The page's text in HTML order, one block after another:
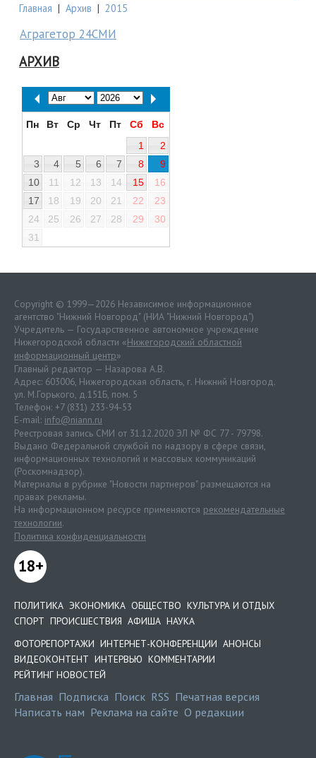
Главная | Архив | 2015
Аграгетор 24СМИ
АРХИВ
Пн Вт Ср Чт Пт Сб
Вс
1
2
3
4 5 6 7 8
9
10
11 12 13 14 15
16
17
18 19 20 21 22
23
24
25 26 27 28 29
30
31
Copyright © 1999—2026 Независимое информационное
агентство "Нижний Новгород" (НИА "Нижний Новгород")
Учредитель — Государственное автономное учреждение
Нижегородской области «Нижегородский областной
информационный центр»
Главный редактор — Назарова А.В.
Адрес: 603006, Нижегородская область, г. Нижний Новгород.
ул. М.Горького, д.151Б, пом. 5
Телефон: +7 (831) 233-94-53
E-mail: info@niann.ru
Реестровая запись СМИ от 31.12.2020 ЭЛ № ФС 77 - 79798.
Выдано Федеральной службой по надзору в сфере связи,
информационных технологий и массовых коммуникаций
(Роскомнадзор).
Материалы в рубрике "Новости партнеров" размещаются на
правах рекламы.
На информационном ресурсе применяются рекомендательные
технологии.
Политика конфиденциальности
18+
ПОЛИТИКА ЭКОНОМИКА ОБЩЕСТВО КУЛЬТУРА И ОТДЫХ
СПОРТ ПРОИСШЕСТВИЯ АФИША НАУКА
ФОТОРЕПОРТАЖИ ИНТЕРНЕТ-КОНФЕРЕНЦИИ АНОНСЫ
ВИДЕОКОНТЕНТ ИНТЕРВЬЮ КОММЕНТАРИИ
РЕЙТИНГ НОВОСТЕЙ
Главная Подписка Поиск RSS Печатная версия
Написать нам Реклама на сайте О редакции